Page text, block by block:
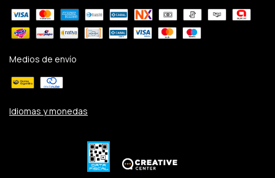
Medios de envío
Idiomas y monedas